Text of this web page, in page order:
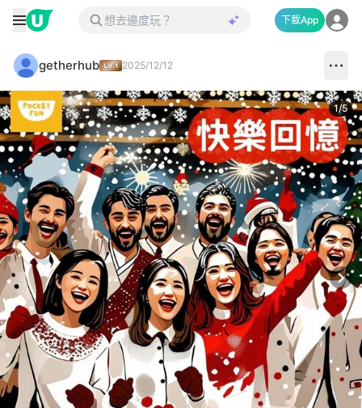
下載App
getherhub 2025/12/12
1/5